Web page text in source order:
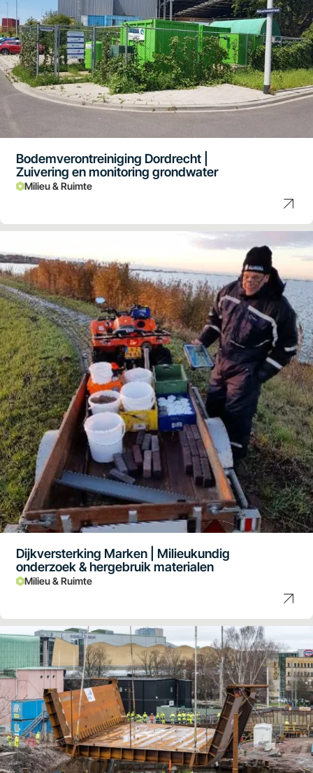
Bodemverontreiniging Dordrecht |
Zuivering en monitoring grondwater
Milieu & Ruimte
Dijkversterking Marken | Milieukundig
onderzoek & hergebruik materialen
Milieu & Ruimte